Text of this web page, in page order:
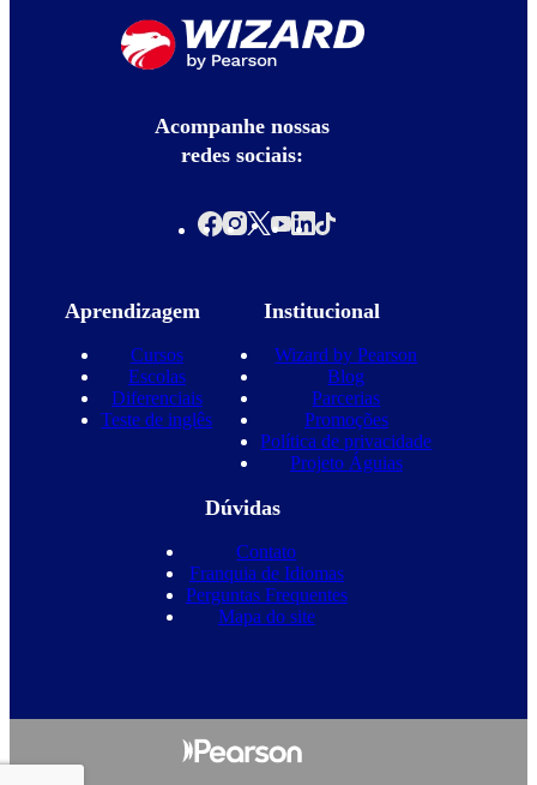
Acompanhe nossas
redes sociais:
Aprendizagem
Cursos
Escolas
Diferenciais
Teste de inglês
Institucional
Wizard by Pearson
Blog
Parcerias
Promoções
Política de privacidade
Projeto Águias
Dúvidas
Contato
Franquia de Idiomas
Perguntas Frequentes
Mapa do site